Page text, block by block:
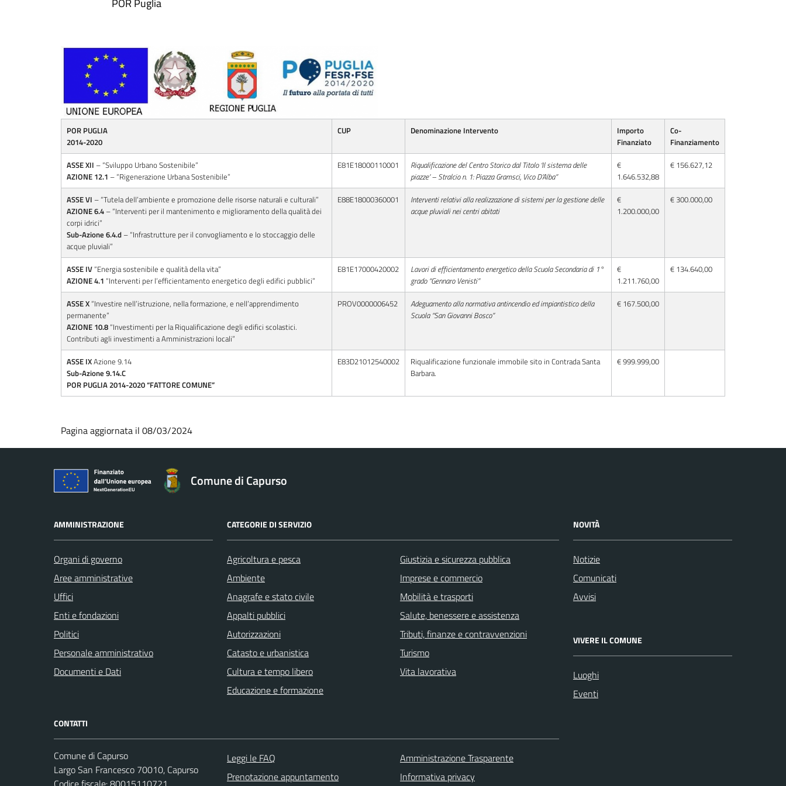
POR Puglia
POR PUGLIA
2014-2020
CUP Denominazione Intervento
Importo
Finanziato
Co-
Finanziamento
ASSE XII – “Sviluppo Urbano Sostenibile”
AZIONE 12.1 – “Rigenerazione Urbana Sostenibile”
E81E18000110001
Riqualificazione del Centro Storico dal Titolo ‘Il sistema delle
piazze’ – Stralcio n. 1: Piazza Gramsci, Vico D’Alba”
€
1.646.532,88
€ 156.627,12
ASSE VI – “Tutela dell’ambiente e promozione delle risorse naturali e culturali”
AZIONE 6.4 – “Interventi per il mantenimento e miglioramento della qualità dei
corpi idrici”
Sub-Azione 6.4.d – “Infrastrutture per il convogliamento e lo stoccaggio delle
acque pluviali”
E88E18000360001
Interventi relativi alla realizzazione di sistemi per la gestione delle
acque pluviali nei centri abitati
€
1.200.000,00
€ 300.000,00
ASSE IV “Energia sostenibile e qualità della vita”
AZIONE 4.1 “Interventi per l’efficientamento energetico degli edifici pubblici”
E81E17000420002
Lavori di efficientamento energetico della Scuola Secondaria di 1°
grado “Gennaro Venisti”
€
1.211.760,00
€ 134.640,00
ASSE X “Investire nell’istruzione, nella formazione, e nell’apprendimento
permanente”
AZIONE 10.8 “Investimenti per la Riqualificazione degli edifici scolastici.
Contributi agli investimenti a Amministrazioni locali”
PROV0000006452
Adeguamento alla normativa antincendio ed impiantistico della
Scuola “San Giovanni Bosco”
€ 167.500,00
ASSE IXAzione 9.14
Sub-Azione 9.14.C
POR PUGLIA 2014-2020 “FATTORE COMUNE”
E83D21012540002
Riqualificazione funzionale immobile sito in Contrada Santa
Barbara.
€ 999.999,00
Pagina aggiornata il 08/03/2024
Comune di Capurso
AMMINISTRAZIONE
Organi di governo
Aree amministrative
Uffici
Enti e fondazioni
Politici
Personale amministrativo
Documenti e Dati
CATEGORIE DI SERVIZIO
Agricoltura e pesca
Ambiente
Anagrafe e stato civile
Appalti pubblici
Autorizzazioni
Catasto e urbanistica
Cultura e tempo libero
Educazione e formazione
Giustizia e sicurezza pubblica
Imprese e commercio
Mobilità e trasporti
Salute, benessere e assistenza
Tributi, finanze e contravvenzioni
Turismo
Vita lavorativa
NOVITÀ
Notizie
Comunicati
Avvisi
VIVERE IL COMUNE
Luoghi
Eventi
CONTATTI
Comune di Capurso
Largo San Francesco 70010, Capurso
Leggi le FAQ
Prenotazione appuntamento
Amministrazione Trasparente
Informativa privacy